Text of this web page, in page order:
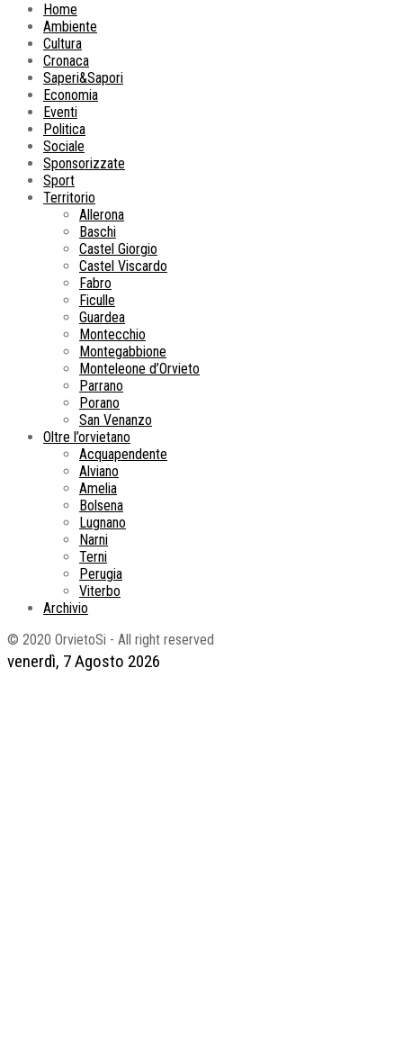
venerdì, 7 Agosto 2026
Home
Ambiente
Cultura
Cronaca
Saperi&Sapori
Economia
Eventi
Politica
Sociale
Sponsorizzate
Sport
Territorio
Allerona
Baschi
Castel Giorgio
Castel Viscardo
Fabro
Ficulle
Guardea
Montecchio
Montegabbione
Monteleone d’Orvieto
Parrano
Porano
San Venanzo
Oltre l’orvietano
Acquapendente
Alviano
Amelia
Bolsena
Lugnano
Narni
Terni
Perugia
Viterbo
Archivio
© 2020 OrvietoSi - All right reserved